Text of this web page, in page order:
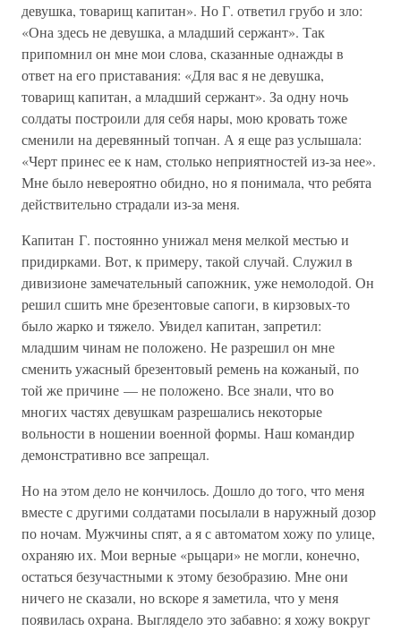
девушка, товарищ капитан». Но Г. ответил грубо и зло:
«Она здесь не девушка, а младший сержант». Так
припомнил он мне мои слова, сказанные однажды в
ответ на его приставания: «Для вас я не девушка,
товарищ капитан, а младший сержант». За одну ночь
солдаты построили для себя нары, мою кровать тоже
сменили на деревянный топчан. А я еще раз услышала:
«Черт принес ее к нам, столько неприятностей из-за нее».
Мне было невероятно обидно, но я понимала, что ребята
действительно страдали из-за меня.
Капитан Г. постоянно унижал меня мелкой местью и
придирками. Вот, к примеру, такой случай. Служил в
дивизионе замечательный сапожник, уже немолодой. Он
решил сшить мне брезентовые сапоги, в кирзовых-то
было жарко и тяжело. Увидел капитан, запретил:
младшим чинам не положено. Не разрешил он мне
сменить ужасный брезентовый ремень на кожаный, по
той же причине — не положено. Все знали, что во
многих частях девушкам разрешались некоторые
вольности в ношении военной формы. Наш командир
демонстративно все запрещал.
Но на этом дело не кончилось. Дошло до того, что меня
вместе с другими солдатами посылали в наружный дозор
по ночам. Мужчины спят, а я с автоматом хожу по улице,
охраняю их. Мои верные «рыцари» не могли, конечно,
остаться безучастными к этому безобразию. Мне они
ничего не сказали, но вскоре я заметила, что у меня
появилась охрана. Выглядело это забавно: я хожу вокруг